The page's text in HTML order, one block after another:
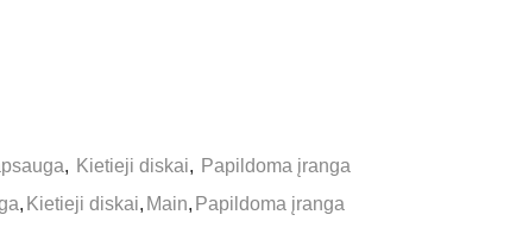
, Kietieji diskai, Papildoma įranga
, Kietieji diskai, Main, Papildoma įranga